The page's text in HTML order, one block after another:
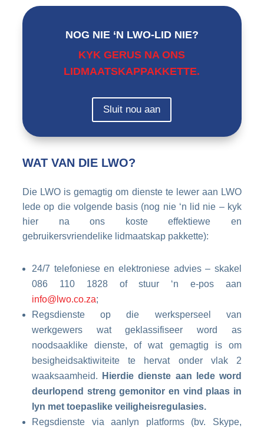
NOG NIE ‘N LWO-LID NIE?
KYK GERUS NA ONS
LIDMAATSKAPPAKKETTE.
Sluit nou aan
WAT VAN DIE LWO?
Die LWO is gemagtig om dienste te lewer aan LWO
lede op die volgende basis (nog nie ‘n lid nie – kyk
hier na ons koste effektiewe en
gebruikersvriendelike lidmaatskap pakkette):
24/7 telefoniese en elektroniese advies – skakel
086 110 1828 of stuur ‘n e-pos aan
info@lwo.co.za;
Regsdienste op die werksperseel van
werkgewers wat geklassifiseer word as
noodsaaklike dienste, of wat gemagtig is om
besigheidsaktiwiteite te hervat onder vlak 2
waaksaamheid.
Hierdie dienste aan lede word
deurlopend streng gemonitor en vind plaas in
lyn met toepaslike veiligheisregulasies.
Regsdienste via aanlyn platforms (bv. Skype,